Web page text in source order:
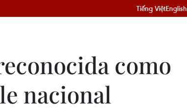
Tiếng ViệtEnglish
como
nacional